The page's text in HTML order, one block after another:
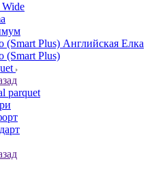
(Smart Plus) Английская Елка
(Smart Plus)
parquet